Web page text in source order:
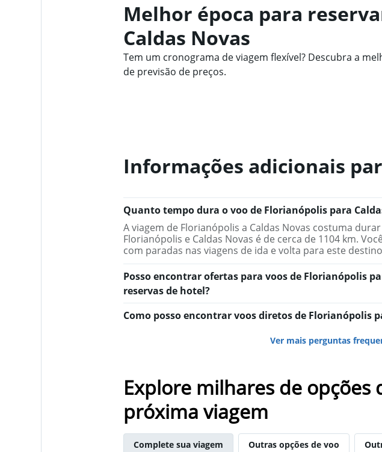
Melhor época para
Caldas Novas
Tem um cronograma de viagem flexível? Descubra a
de previsão de preços.
Informações adicionais
Quanto tempo dura o voo de Florianópolis para
A viagem de Florianópolis a Caldas Novas costuma
Florianópolis e Caldas Novas é de cerca de 1104 km.
com paradas nas viagens de ida e volta para este
Posso encontrar ofertas para voos de Florianópolis
reservas de hotel?
Como posso encontrar voos diretos de Florianópolis
Ver mais perguntas
Explore milhares de
próxima viagem
Complete sua viagem Outras opções de voo